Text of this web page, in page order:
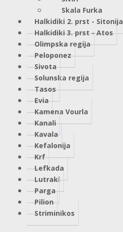
Skala Furka
Halkidiki 2. prst - Sitonija
Halkidiki 3. prst - Atos
Olimpska regija
Peloponez
Sivota
Solunska regija
Tasos
Evia
Kamena Vourla
Kanali
Kavala
Kefalonija
Krf
Lefkada
Lutraki
Parga
Pilion
Striminikos